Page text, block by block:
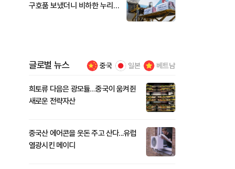
구호품 보냈더니 비하한 누리
글로벌 뉴스 중국 일본 베트남
희토류 다음은 광모듈…중국이 움켜쥔
새로운 전략자산
중국산 에어콘을 웃돈 주고 산다...유럽
열광시킨 메이디